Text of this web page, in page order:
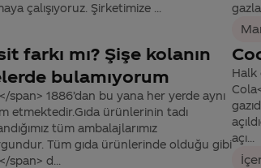
çalışıyoruz. Şirketimize ...
farkı mı? Şişe kolanın
bulamıyorum
1886’dan bu yana her yerde aynı
etmektedir.Gıda ürünlerinin tadı
tüm ambalajlarımız
Tüm gıda ürünlerinde olduğu gibi
d...
Halk
açı...